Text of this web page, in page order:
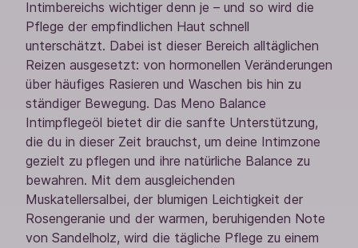
Intimbereichs wichtiger denn je – und so wird die
Pflege der empfindlichen Haut schnell
unterschätzt. Dabei ist dieser Bereich alltäglichen
Reizen ausgesetzt: von hormonellen Veränderungen
über häufiges Rasieren und Waschen bis hin zu
ständiger Bewegung. Das Meno Balance
Intimpflegeöl bietet dir die sanfte Unterstützung,
die du in dieser Zeit brauchst, um deine Intimzone
gezielt zu pflegen und ihre natürliche Balance zu
bewahren. Mit dem ausgleichenden
Muskatellersalbei, der blumigen Leichtigkeit der
Rosengeranie und der warmen, beruhigenden Note
von Sandelholz, wird die tägliche Pflege zu einem